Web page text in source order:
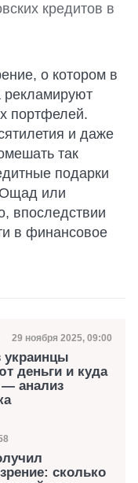
кредитов в
о котором в
рекламируют
портфелей.
и даже
так
подарки
Ощад или
впоследствии
в финансовое
Дата публикации
29 ноября 2025, 09:00
украинцы
деньги и куда
анализ
сколько